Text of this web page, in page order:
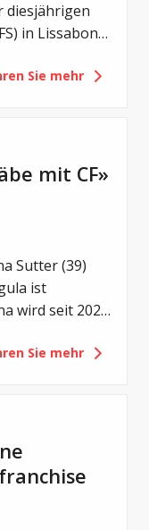
diesjährigen
in Lissabon
von CFTR-
gegen
Sie mehr
mit CF»
Sutter (39)
ist
wird seit 2021
Sie mehr